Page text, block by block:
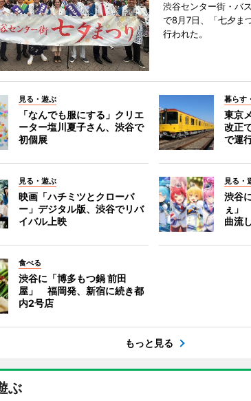
渋谷センター街・バ
で8月7日、「七夕ま
行われた。
見る・遊ぶ
「なんでも服にする」クリエ
ーター塩川夏子さん、渋谷で
初個展
暮らす
東京
改正
で運
見る・遊ぶ
映画「ハチミツとクローバ
ー」デジタル版、渋谷でリバ
イバル上映
見る・
渋谷
ぇ」
曲流
食べる
渋谷に「博多もつ鍋 前田
屋」 福岡発、新宿に続き都
内2号店
もっと見る
ぶ